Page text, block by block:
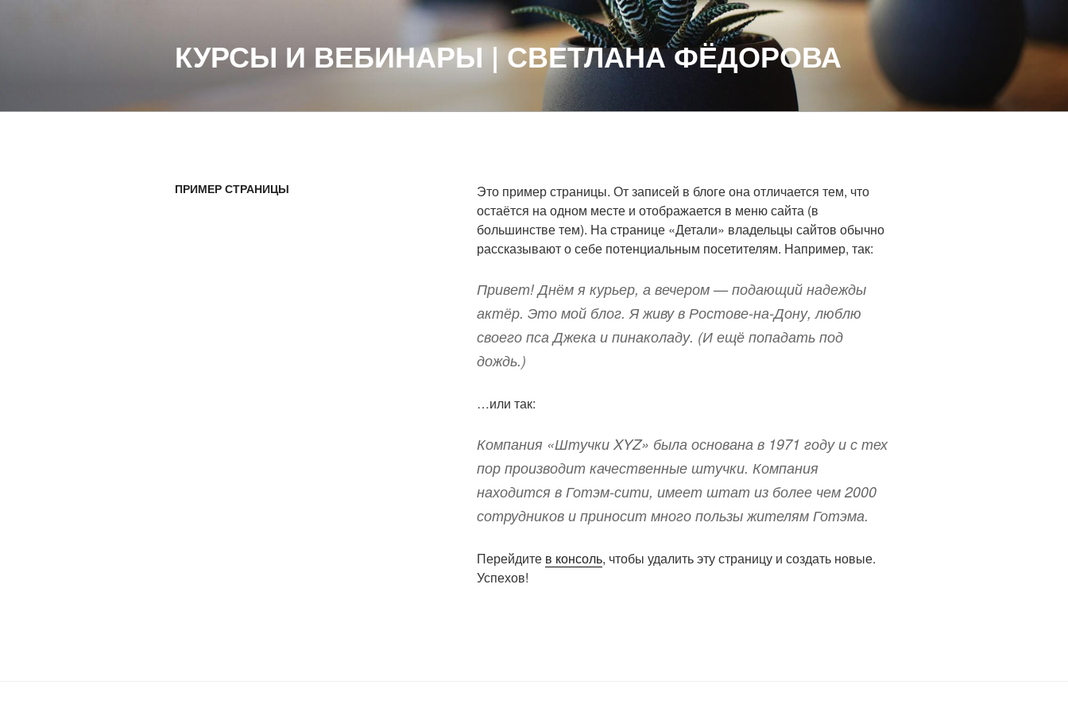
КУРСЫ И ВЕБИНАРЫ | СВЕТЛАНА ФЁДОРОВА
ПРИМЕР СТРАНИЦЫ
Это пример страницы. От записей в блоге она отличается тем, что
остаётся на одном месте и отображается в меню сайта (в
большинстве тем). На странице «Детали» владельцы сайтов обычно
рассказывают о себе потенциальным посетителям. Например, так:
Привет! Днём я курьер, а вечером — подающий надежды
актёр. Это мой блог. Я живу в Ростове-на-Дону, люблю
своего пса Джека и пинаколаду. (И ещё попадать под
дождь.)
…или так:
Компания «Штучки XYZ» была основана в 1971 году и с тех
пор производит качественные штучки. Компания
находится в Готэм-сити, имеет штат из более чем 2000
сотрудников и приносит много пользы жителям Готэма.
Перейдите в консоль, чтобы удалить эту страницу и создать новые.
Успехов!